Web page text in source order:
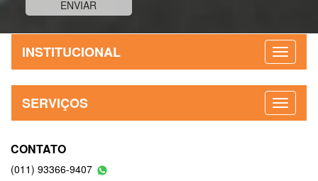
INSTITUCIONAL
SERVIÇOS
CONTATO
(011) 93366-9407